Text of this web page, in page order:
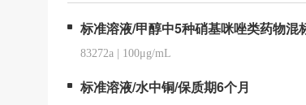
标准溶液/甲醇中5种硝基咪唑类药物混标/SN/T
83272a 100μg/mL
标准溶液/水中铜/保质期6个月